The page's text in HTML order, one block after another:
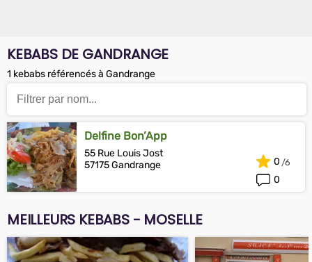
KEBABS DE GANDRANGE
1 kebabs référencés à Gandrange
Delfine Bon’App
55 Rue Louis Jost
57175 Gandrange
0
0
MEILLEURS KEBABS - MOSELLE